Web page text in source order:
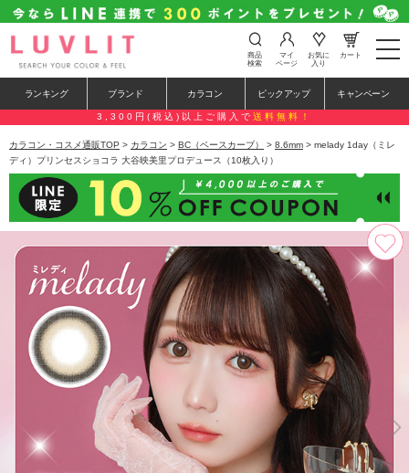
t
o
e
n
a
a
i
o
n
商品
検索
マイ
ページ
お気に
入り
カート
ランキング ブランド カラコン ピックアップ キャンペーン
3,300円(税込)以上ご購入で 送料無料！
カラコン・コスメ通販TOP > カラコン > BC（ベースカーブ） > 8.6mm > melady 1day（ミレ
ディ）プリンセスショコラ 大谷映美里プロデュース（10枚入り）